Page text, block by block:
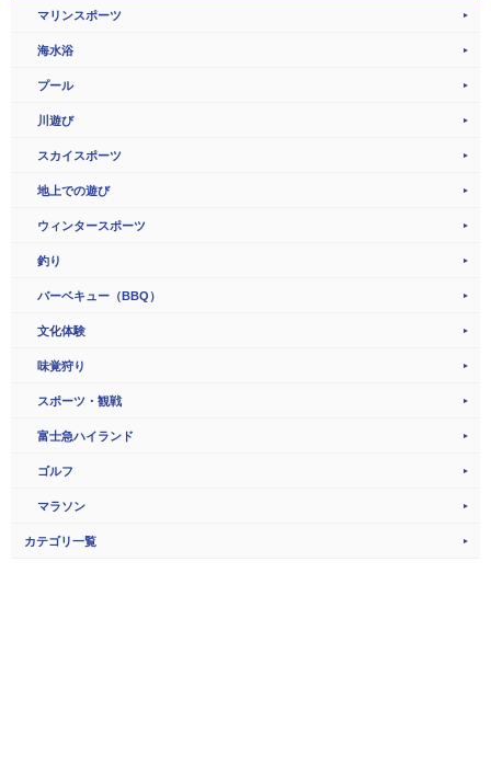
マリンスポーツ
海水浴
プール
川遊び
スカイスポーツ
地上での遊び
ウィンタースポーツ
釣り
バーベキュー（BBQ）
文化体験
味覚狩り
スポーツ・観戦
富士急ハイランド
ゴルフ
マラソン
カテゴリ一覧